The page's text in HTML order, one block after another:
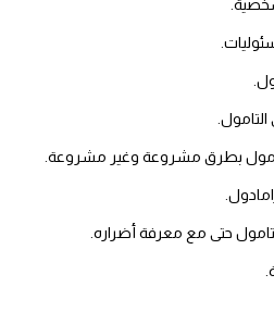
بطرق مشروعة وغير مشروعة.
حتى مع معرفة أضراره.